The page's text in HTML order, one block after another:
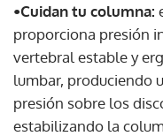
•Cuidan tu columna:
proporciona presión
vertebral estable y
lumbar, produciendo
presión sobre los
estabilizando la